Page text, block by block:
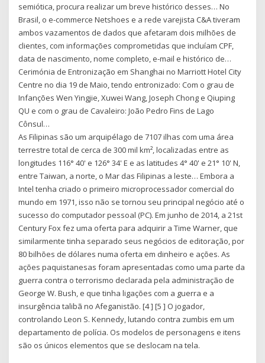
semiótica, procura realizar um breve histórico desses… No
Brasil, o e-commerce Netshoes e a rede varejista C&A tiveram
ambos vazamentos de dados que afetaram dois milhões de
clientes, com informações comprometidas que incluíam CPF,
data de nascimento, nome completo, e-mail e histórico de…
Cerimónia de Entronização em Shanghai no Marriott Hotel City
Centre no dia 19 de Maio, tendo entronizado: Com o grau de
Infanções Wen Yingjie, Xuwei Wang, Joseph Chong e Qiuping
QU e com o grau de Cavaleiro: João Pedro Fins de Lago
Cônsul…
As Filipinas são um arquipélago de 7107 ilhas com uma área
terrestre total de cerca de 300 mil km², localizadas entre as
longitudes 116° 40' e 126° 34' E e as latitudes 4° 40' e 21° 10' N,
entre Taiwan, a norte, o Mar das Filipinas a leste… Embora a
Intel tenha criado o primeiro microprocessador comercial do
mundo em 1971, isso não se tornou seu principal negócio até o
sucesso do computador pessoal (PC). Em junho de 2014, a 21st
Century Fox fez uma oferta para adquirir a Time Warner, que
similarmente tinha separado seus negócios de editoração, por
80 bilhões de dólares numa oferta em dinheiro e ações. As
ações paquistanesas foram apresentadas como uma parte da
guerra contra o terrorismo declarada pela administração de
George W. Bush, e que tinha ligações com a guerra e a
insurgência talibã no Afeganistão. [4 ] [5 ] O jogador,
controlando Leon S. Kennedy, lutando contra zumbis em um
departamento de polícia. Os modelos de personagens e itens
são os únicos elementos que se deslocam na tela.